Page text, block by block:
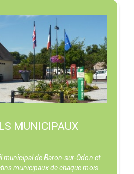
MUNICIPAUX
municipal de Baron-sur-Odon et
municipaux de chaque mois.